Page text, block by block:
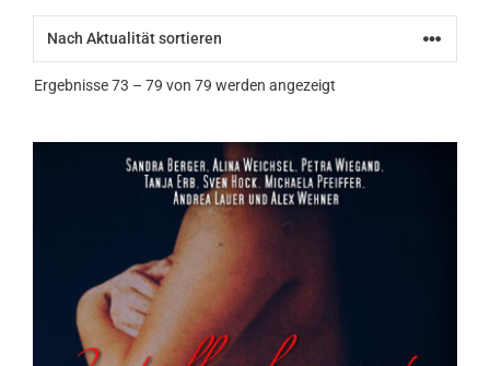
Ergebnisse 73 – 79 von 79 werden angezeigt